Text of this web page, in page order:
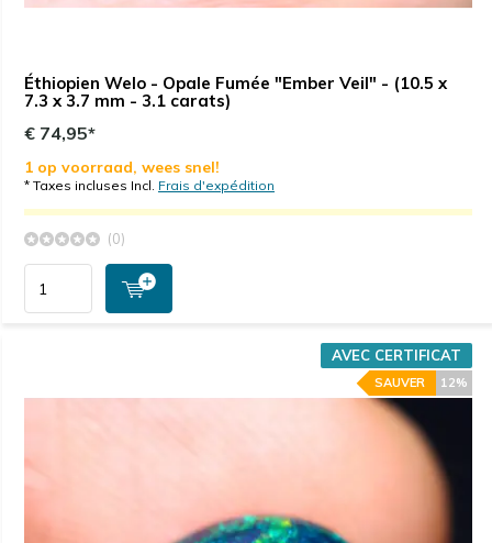
Éthiopien Welo - Opale Fumée "Ember Veil" - (10.5 x
7.3 x 3.7 mm - 3.1 carats)
€ 74,95*
1 op voorraad, wees snel!
* Taxes incluses Incl. Frais d'expédition
(0)
AVEC CERTIFICAT
12%
SAUVER